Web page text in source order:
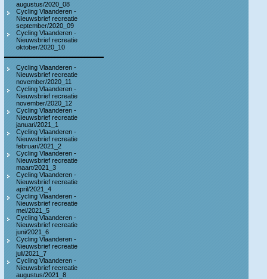
augustus/2020_08
Cycling Vlaanderen -
Nieuwsbrief recreatie
september/2020_09
Cycling Vlaanderen -
Nieuwsbrief recreatie
oktober/2020_10
Cycling Vlaanderen -
Nieuwsbrief recreatie
november/2020_11
Cycling Vlaanderen -
Nieuwsbrief recreatie
november/2020_12
Cycling Vlaanderen -
Nieuwsbrief recreatie
januari/2021_1
Cycling Vlaanderen -
Nieuwsbrief recreatie
februari/2021_2
Cycling Vlaanderen -
Nieuwsbrief recreatie
maart/2021_3
Cycling Vlaanderen -
Nieuwsbrief recreatie
april/2021_4
Cycling Vlaanderen -
Nieuwsbrief recreatie
mei/2021_5
Cycling Vlaanderen -
Nieuwsbrief recreatie
juni/2021_6
Cycling Vlaanderen -
Nieuwsbrief recreatie
juli/2021_7
Cycling Vlaanderen -
Nieuwsbrief recreatie
augustus/2021_8